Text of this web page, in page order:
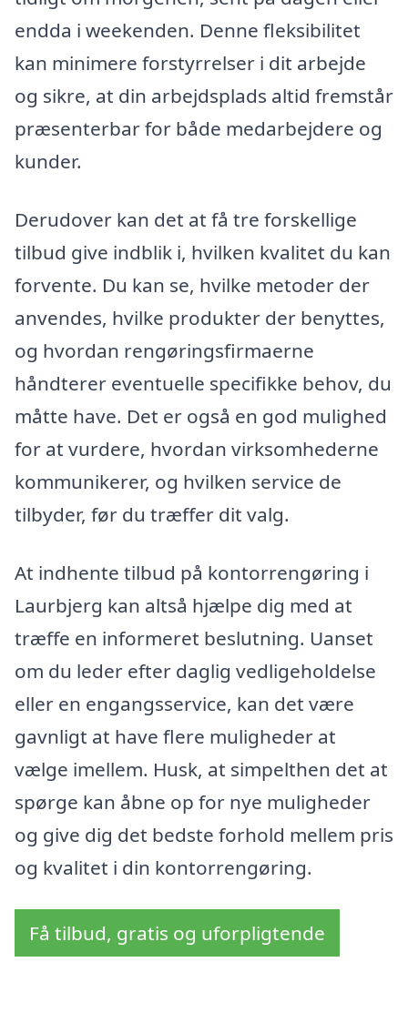
endda i weekenden. Denne fleksibilitet
kan minimere forstyrrelser i dit arbejde
og sikre, at din arbejdsplads altid fremstår
præsenterbar for både medarbejdere og
kunder.
Derudover kan det at få tre forskellige
tilbud give indblik i, hvilken kvalitet du kan
forvente. Du kan se, hvilke metoder der
anvendes, hvilke produkter der benyttes,
og hvordan rengøringsfirmaerne
håndterer eventuelle specifikke behov, du
måtte have. Det er også en god mulighed
for at vurdere, hvordan virksomhederne
kommunikerer, og hvilken service de
tilbyder, før du træffer dit valg.
At indhente tilbud på kontorrengøring i
Laurbjerg kan altså hjælpe dig med at
træffe en informeret beslutning. Uanset
om du leder efter daglig vedligeholdelse
eller en engangsservice, kan det være
gavnligt at have flere muligheder at
vælge imellem. Husk, at simpelthen det at
spørge kan åbne op for nye muligheder
og give dig det bedste forhold mellem pris
og kvalitet i din kontorrengøring.
Få tilbud, gratis og uforpligtende